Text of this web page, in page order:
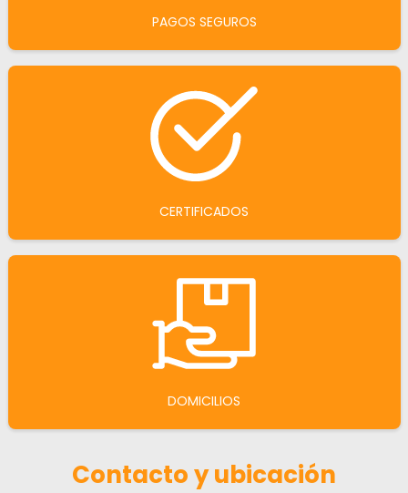
PAGOS SEGUROS
CERTIFICADOS
DOMICILIOS
Contacto y ubicación